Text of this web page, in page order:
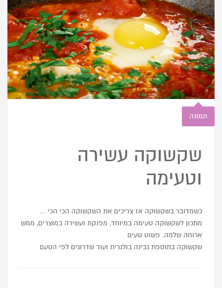
תמונה
שקשוקה עשירה
וטעימה
כשמדובר בשקשוקה אז צריכים את השקשוקה הכי הכי …
מתכון לשקשוקה טעימה במיוחד, מפנקת ועשירה במוצרים, ממש
ארוחה שלמה. פשוט טעים
שקשוקה בתוספת גבינה בולגרית ועוד שדרוגים לפי הטעם